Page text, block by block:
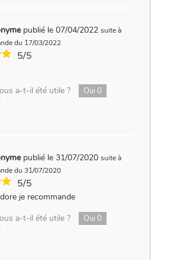
publié le 07/04/2022 suite à
du 17/03/2022
5/5
a-t-il été utile ?
Oui 0
publié le 31/07/2020 suite à
du 31/07/2020
5/5
je recommande
a-t-il été utile ?
Oui 0